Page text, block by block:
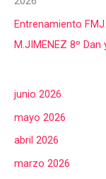
Entrenamiento
M.JIMENEZ 8º Dan
junio 2026
mayo 2026
abril 2026
marzo 2026